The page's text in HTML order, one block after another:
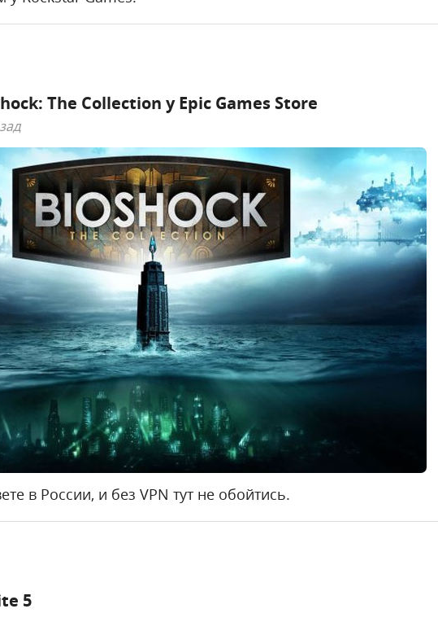
The Collection у Epic Games Store
в России, и без VPN тут не обойтись.
5